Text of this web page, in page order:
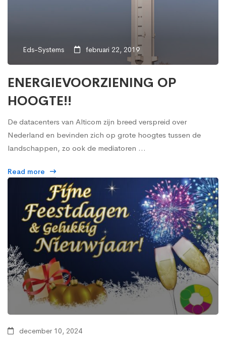
Eds-Systems februari 22, 2019
ENERGIEVOORZIENING OP
HOOGTE!!
De datacenters van Alticom zijn breed verspreid over
Nederland en bevinden zich op grote hoogtes tussen de
landschappen, zo ook de mediatoren …
Read more
december 10, 2024